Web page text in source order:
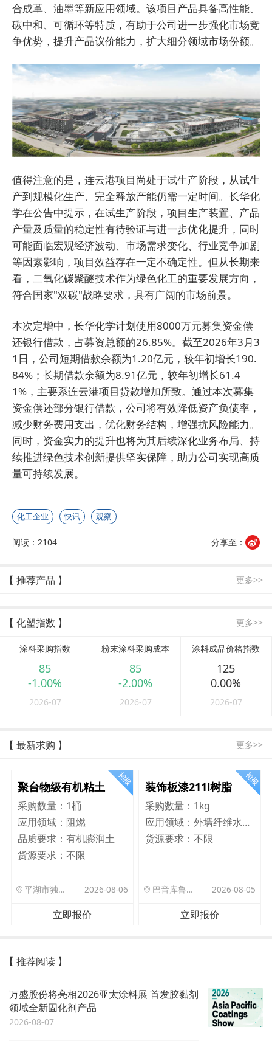
合成革、油墨等新应用领域。该项目产品具备高性能、
碳中和、可循环等特质，有助于公司进一步强化市场竞
争优势，提升产品议价能力，扩大细分领域市场份额。
值得注意的是，连云港项目尚处于试生产阶段，从试生
产到规模化生产、完全释放产能仍需一定时间。长华化
学在公告中提示，在试生产阶段，项目生产装置、产品
产量及质量的稳定性有待验证与进一步优化提升，同时
可能面临宏观经济波动、市场需求变化、行业竞争加剧
等因素影响，项目效益存在一定不确定性。但从长期来
看，二氧化碳聚醚技术作为绿色化工的重要发展方向，
符合国家"双碳"战略要求，具有广阔的市场前景。
本次定增中，长华化学计划使用8000万元募集资金偿
还银行借款，占募资总额的26.85%。截至2026年3月3
1日，公司短期借款余额为1.20亿元，较年初增长190.
84%；长期借款余额为8.91亿元，较年初增长61.4
1%，主要系连云港项目贷款增加所致。通过本次募集
资金偿还部分银行借款，公司将有效降低资产负债率，
减少财务费用支出，优化财务结构，增强抗风险能力。
同时，资金实力的提升也将为其后续深化业务布局、持
续推进绿色技术创新提供坚实保障，助力公司实现高质
量可持续发展。
化工企业 快讯 观察
阅读：2104 分享至：
【 推荐产品 】 更多>>
【 化塑指数 】 更多>>
涂料采购指数
85
-1.00%
2026-07
粉末涂料采购成本
85
-2.00%
2026-07
涂料成品价格指数
125
0.00%
2026-07
【 最新求购 】 更多>>
聚台物级有机粘土
采购数量： 1桶
应用领域： 阻燃
品质要求： 有机膨润土
货源要求： 不限
平湖市独山港镇集港路 589 号 2026-08-06
立即报价
装饰板漆211l树脂
采购数量： 1kg
应用领域：
外墙纤维水泥板
货源要求：不限
巴音库鲁提镇,托帕口岸六号库房 2026-08-05
立即报价
【 推荐阅读 】
万盛股份将亮相2026亚太涂料展 首发胶黏剂
领域全新固化剂产品
2026-08-07